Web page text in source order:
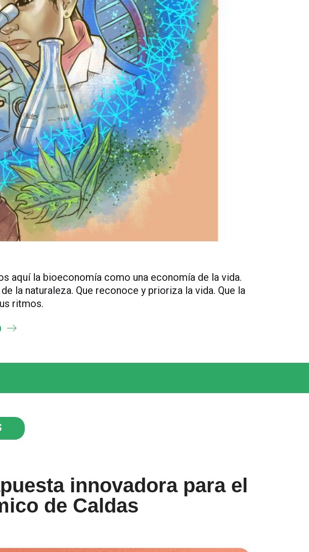
aquí la bioeconomía como una economía de la vida.
la naturaleza. Que reconoce y prioriza la vida. Que la
ritmos.
innovadora para el
de Caldas